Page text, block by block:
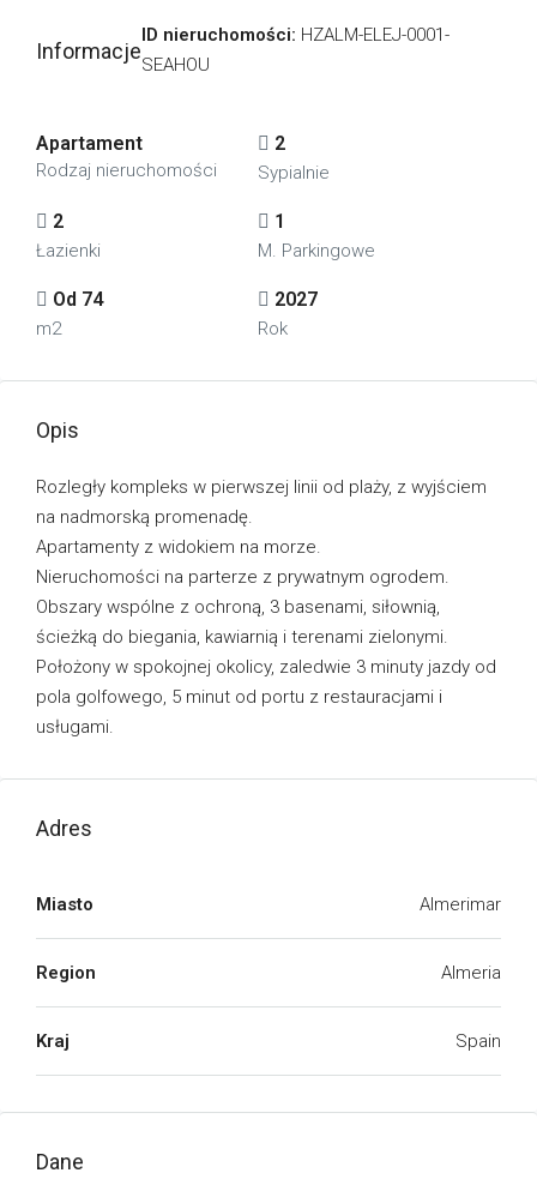
Informacje
ID nieruchomości: HZALM-ELEJ-0001-
SEAHOU
Apartament
Rodzaj nieruchomości
2
Sypialnie
2
Łazienki
1
M. Parkingowe
Od 74
m2
2027
Rok
Opis
Rozległy kompleks w pierwszej linii od plaży, z wyjściem
na nadmorską promenadę.
Apartamenty z widokiem na morze.
Nieruchomości na parterze z prywatnym ogrodem.
Obszary wspólne z ochroną, 3 basenami, siłownią,
ścieżką do biegania, kawiarnią i terenami zielonymi.
Położony w spokojnej okolicy, zaledwie 3 minuty jazdy od
pola golfowego, 5 minut od portu z restauracjami i
usługami.
Adres
Miasto Almerimar
Region Almeria
Kraj Spain
Dane